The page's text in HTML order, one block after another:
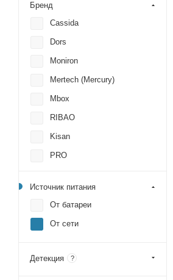
Бренд
Cassida
Dors
Moniron
Mertech (Mercury)
Mbox
RIBAO
Kisan
PRO
Источник питания
От батареи
От сети
Детекция ?